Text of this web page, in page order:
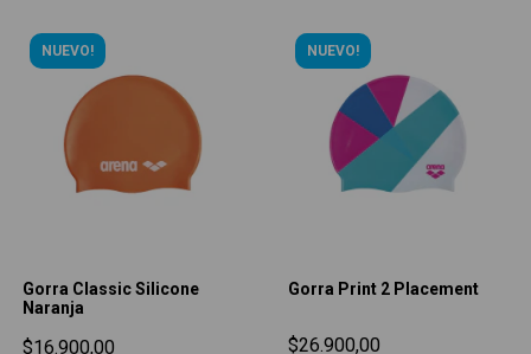
NUEVO!
Gorra Classic Silicone
Naranja
$16.900,00
NUEVO!
Gorra Print 2 Placement
$26.900,00